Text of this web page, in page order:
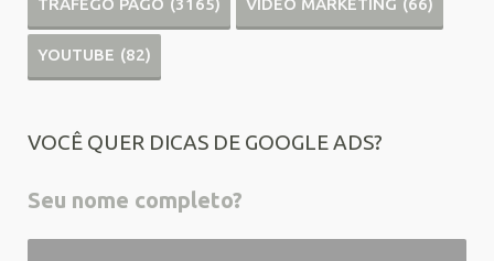
YOUTUBE (82)
VOCÊ QUER DICAS DE GOOGLE ADS?
Seu nome completo?